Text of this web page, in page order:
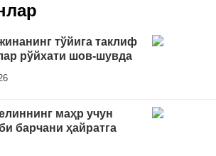
тўйига таклиф
рўйхати шов-шувда
маҳр учун
барчани ҳайратга